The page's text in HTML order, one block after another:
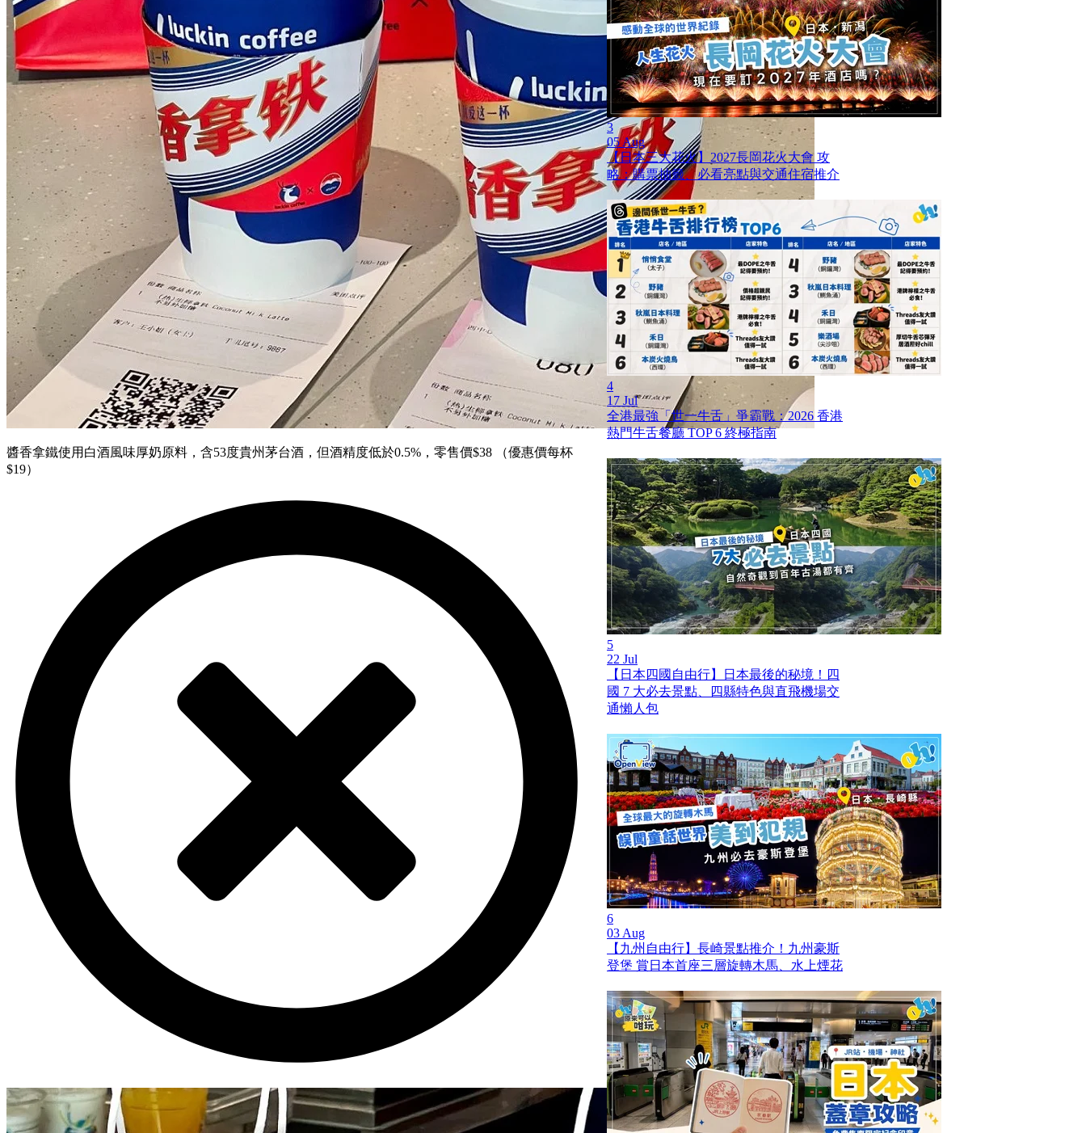
醬香拿鐵使用白酒風味厚奶原料，含53度貴州茅台酒，但酒精度低於0.5%，零售價$38 （優惠價每杯
$19）
3
05 Aug
【日本三大花火】2027長岡花火大會 攻
略：購票抽籤、必看亮點與交通住宿推介
4
17 Jul
全港最強「世一牛舌」爭霸戰：2026 香港
熱門牛舌餐廳 TOP 6 終極指南
5
22 Jul
【日本四國自由行】日本最後的秘境！四
國 7 大必去景點、四縣特色與直飛機場交
通懶人包
6
03 Aug
【九州自由行】長崎景點推介！九州豪斯
登堡 賞日本首座三層旋轉木馬、水上煙花